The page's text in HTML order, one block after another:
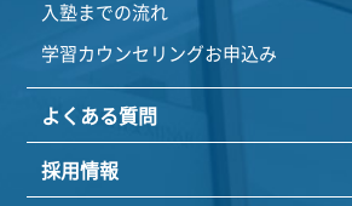
入塾までの流れ
学習カウンセリングお申込み
よくある質問
採用情報